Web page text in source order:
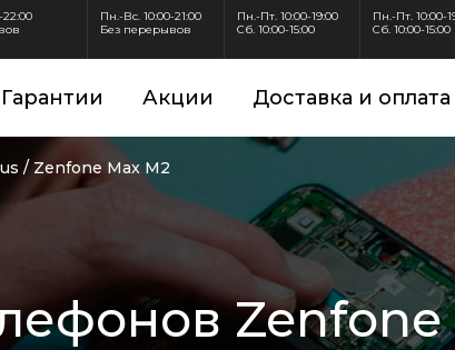
22:00
Пн.-Вс. 10:00-21:00
Без перерывов
Пн.-Пт. 10:00-19:00
Сб. 10:00-15:00
Пн.-Пт. 10:00-
Сб. 10:00-15:00
Гарантии Акции Доставка и оплата
/ Zenfone Max M2
Zenfone